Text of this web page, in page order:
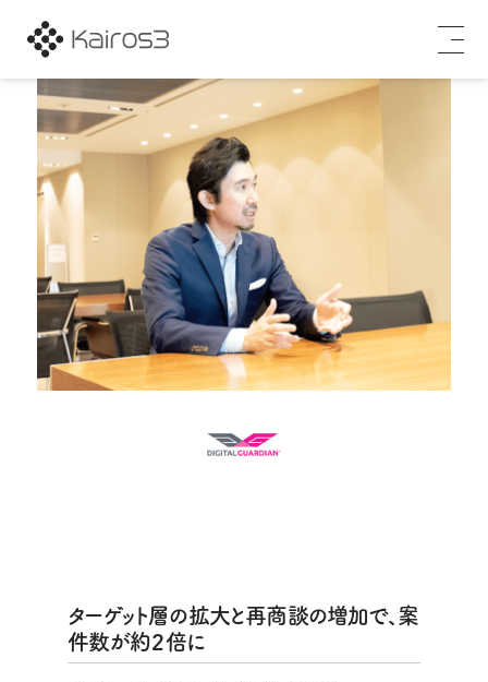
ターゲット層の拡大と再商談の増加で、案
件数が約２倍に